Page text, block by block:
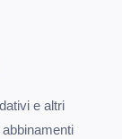
e altri